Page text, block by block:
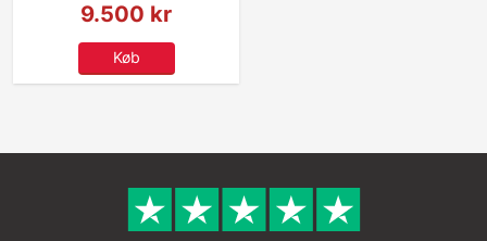
9.500 kr
Køb